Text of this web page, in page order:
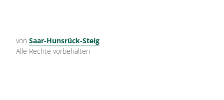
von Saar-Hunsrück-Steig
Alle Rechte vorbehalten